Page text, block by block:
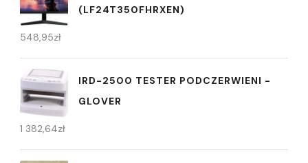
(LF24T350FHRXEN)
548,95zł
IRD-2500 TESTER PODCZERWIENI -
GLOVER
1 382,64zł